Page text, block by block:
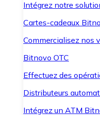
Intégrez notre
Cartes-cadeaux
Commercialisez nos
Bitnovo OTC
Effectuez des
Distributeurs
Intégrez un ATM